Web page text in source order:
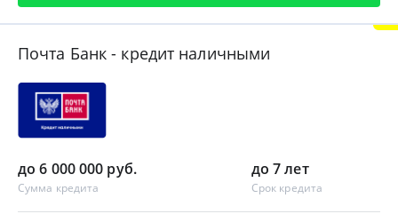
Почта Банк - кредит наличными
до 6 000 000 руб.
Сумма кредита
до 7 лет
Срок кредита